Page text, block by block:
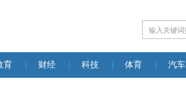
育 | 财经 | 科技 | 体育 | 汽车